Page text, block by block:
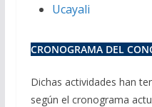
Ucayali
CRONOGRAMA DEL
Dichas actividades han
según el cronograma